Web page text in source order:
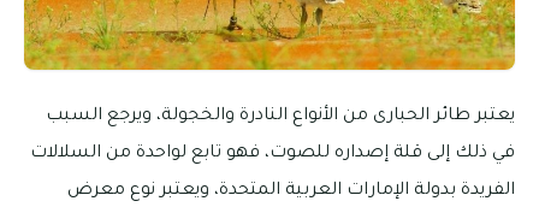
يعتبر طائر الحبارى من الأنواع النادرة والخجولة، ويرجع السبب
في ذلك إلى قلة إصداره للصوت، فهو تابع لواحدة من السلالات
الفريدة بدولة الإمارات العربية المتحدة، ويعتبر نوع معرض